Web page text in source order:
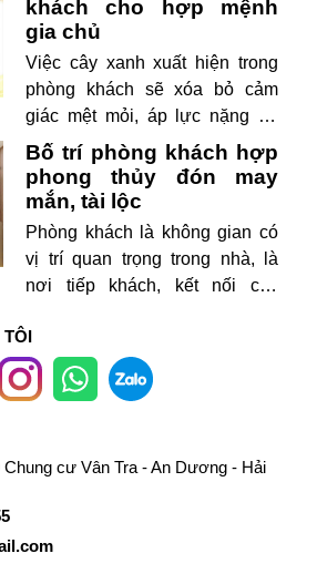
khách cho hợp mệnh
gia chủ
Việc cây xanh xuất hiện trong
phòng khách sẽ xóa bỏ cảm
giác mệt mỏi, áp lực nặng nề
cho cả gia đình đồng thời tạo ra
không gian tiếp khách thân mật,
gần gũi với thiên nhiên.
Bố trí phòng khách hợp
phong thủy đón may
mắn, tài lộc
Phòng khách là không gian có
vị trí quan trọng trong nhà, là
nơi tiếp khách, kết nối các
phong thủy, đây cũng là nơi
những yếu tố phong thủy ảnh
hưởng trực tiếp đến sức khỏe,
TÔI
cư Vân Tra - An Dương - Hải